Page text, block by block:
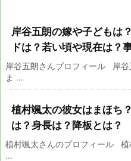
岸谷五朗の嫁や子どもは
ドは？若い頃や現在は？
岸谷五朗さんプロフィール 岸
ま ...
植村颯太の彼女はまほち
は？身長は？降板とは？
植村颯太さんのプロフィール 植
...